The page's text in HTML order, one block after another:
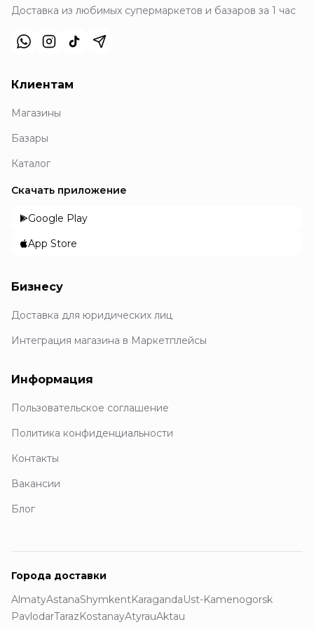
Доставка из любимых супермаркетов и базаров за 1 час
Клиентам
Магазины
Базары
Каталог
Скачать приложение
Google Play
App Store
Бизнесу
Доставка для юридических лиц
Интеграция магазина в Маркетплейсы
Информация
Пользовательское соглашение
Политика конфиденциальности
Контакты
Вакансии
Блог
Города доставки
AlmatyAstanaShymkentKaragandaUst-Kamenogorsk
PavlodarTarazKostanayAtyrauAktau